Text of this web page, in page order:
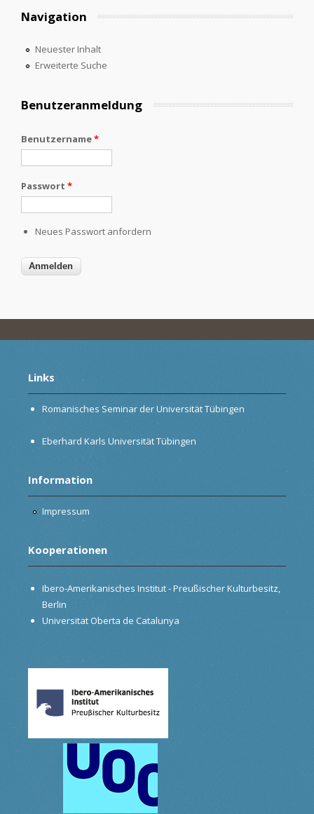
Navigation
Neuester Inhalt
Erweiterte Suche
Benutzeranmeldung
Benutzername*
Passwort *
Neues Passwort anfordern
Links
Romanisches Seminar der Universität Tübingen
Eberhard Karls Universität Tübingen
Information
Impressum
Kooperationen
Ibero-Amerikanisches Institut - Preußischer Kulturbesitz,
Berlin
Universitat Oberta de Catalunya